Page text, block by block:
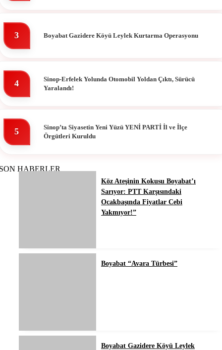
3 Boyabat Gazidere Köyü Leylek Kurtarma Operasyonu
4
Sinop-Erfelek Yolunda Otomobil Yoldan Çıktı, Sürücü
Yaralandı!
5
Sinop’ta Siyasetin Yeni Yüzü YENİ PARTİ İl ve İlçe
Örgütleri Kuruldu
HABERLER
Köz Ateşinin Kokusu Boyabat’ı
Sarıyor: PTT Karşısındaki
Ocakbaşında Fiyatlar Cebi
Yakmıyor!”
Boyabat “Avara Türbesi”
Boyabat Gazidere Köyü Leylek